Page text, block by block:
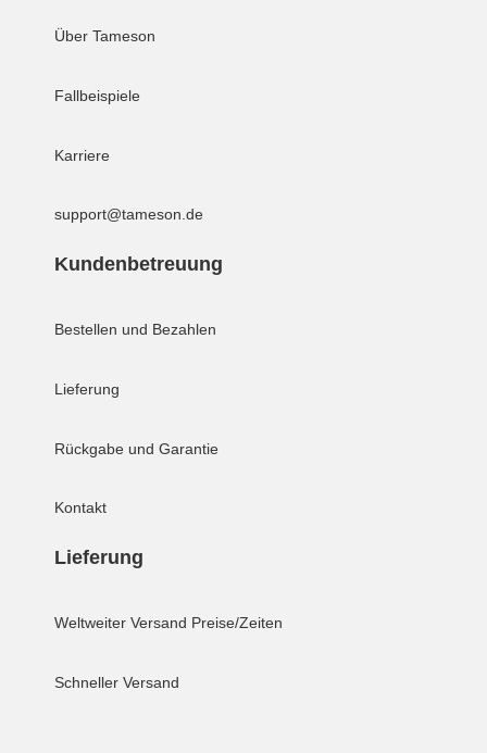
Über Tameson
Fallbeispiele
Karriere
support@tameson.de
Kundenbetreuung
Bestellen und Bezahlen
Lieferung
Rückgabe und Garantie
Kontakt
Lieferung
Weltweiter Versand Preise/Zeiten
Schneller Versand